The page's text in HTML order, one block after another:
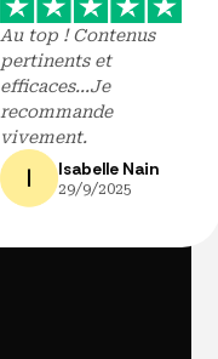
Au top ! Contenus
pertinents et
efficaces...Je
recommande
vivement.
Isabelle Nain
29/9/2025